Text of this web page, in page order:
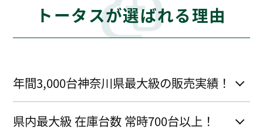
トータスが選ばれる理由
年間3,000台神奈川県最大級の販売実績！
県内最大級 在庫台数 常時700台以上！